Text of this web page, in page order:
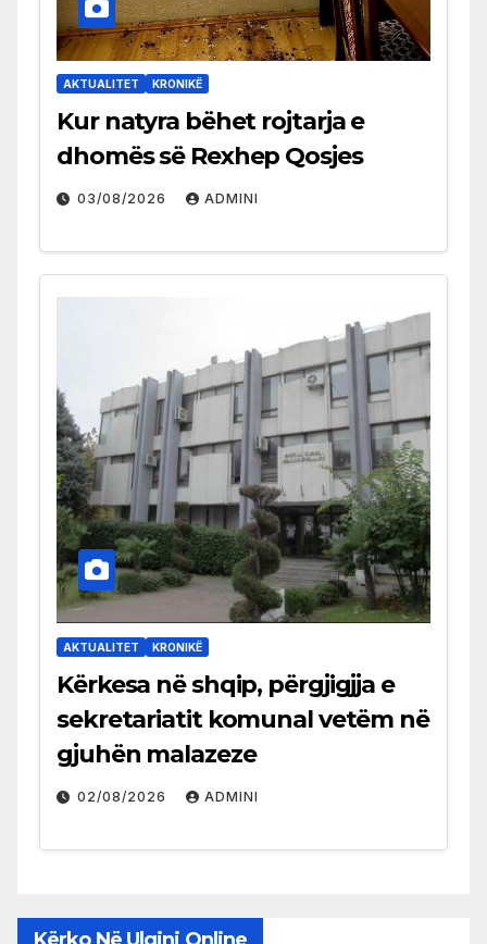
AKTUALITET KRONIKË
Kur natyra bëhet rojtarja e
dhomës së Rexhep Qosjes
03/08/2026 ADMINI
AKTUALITET KRONIKË
Kërkesa në shqip, përgjigjja e
sekretariatit komunal vetëm në
gjuhën malazeze
02/08/2026 ADMINI